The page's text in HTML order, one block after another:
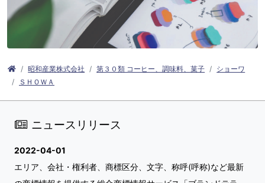
昭和産業株式会社 第３０類 コーヒー、調味料、菓子
ショーワ
ＳＨＯＷＡ
ニュースリリース
2022-04-01
エリア、会社・権利者、商標区分、文字、称呼(呼称)など最新